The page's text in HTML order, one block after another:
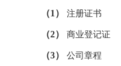
（1） 注册证书
（2） 商业登记证
（3） 公司章程